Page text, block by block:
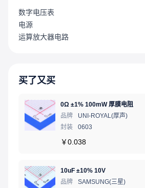
数字电压表
电源
运算放大器电路
买了又买
0Ω ±1% 100mW 厚膜电阻
品牌
UNI-ROYAL(厚声)
封装
0603
￥0.038
10uF ±10% 10V
品牌
SAMSUNG(三星)